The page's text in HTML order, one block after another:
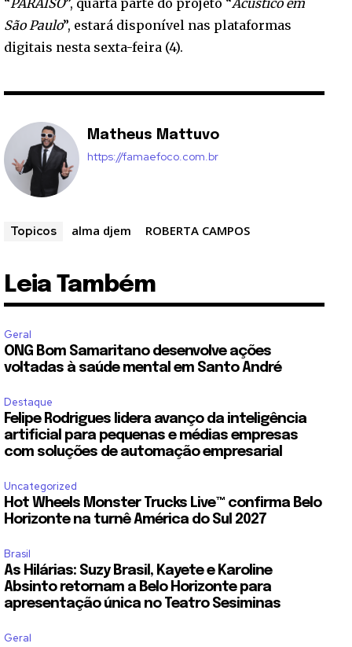
“PARAÍSO”, quarta parte do projeto “Acústico em
São Paulo”, estará disponível nas plataformas
digitais nesta sexta-feira (4).
Matheus Mattuvo
https://famaefoco.com.br
Topicos alma djem ROBERTA CAMPOS
Leia Também
Geral
ONG Bom Samaritano desenvolve ações
voltadas à saúde mental em Santo André
Destaque
Felipe Rodrigues lidera avanço da inteligência
artificial para pequenas e médias empresas
com soluções de automação empresarial
Uncategorized
Hot Wheels Monster Trucks Live™ confirma Belo
Horizonte na turnê América do Sul 2027
Brasil
As Hilárias: Suzy Brasil, Kayete e Karoline
Absinto retornam a Belo Horizonte para
apresentação única no Teatro Sesiminas
Geral